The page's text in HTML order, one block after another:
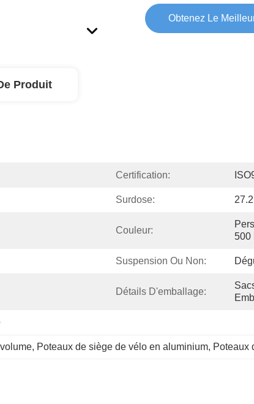
Obtenez Le
Produit
Certification:
Surdose:
Couleur:
500
Suspension Ou Non:
Détails D'emballage:
, Poteaux de siège de vélo en aluminium, Poteaux